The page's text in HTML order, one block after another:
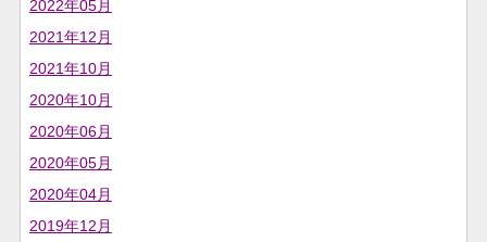
2022年05月
2021年12月
2021年10月
2020年10月
2020年06月
2020年05月
2020年04月
2019年12月